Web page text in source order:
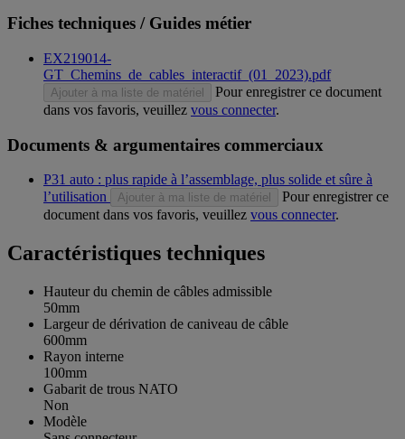
Fiches techniques / Guides métier
EX219014-
GT_Chemins_de_cables_interactif_(01_2023).pdf
Ajouter à ma liste de matériel
Pour enregistrer ce document
dans vos favoris, veuillez vous connecter.
Documents & argumentaires commerciaux
P31 auto : plus rapide à l’assemblage, plus solide et sûre à
l’utilisation
Ajouter à ma liste de matériel
Pour enregistrer ce
document dans vos favoris, veuillez vous connecter.
Caractéristiques techniques
Hauteur du chemin de câbles admissible
50mm
Largeur de dérivation de caniveau de câble
600mm
Rayon interne
100mm
Gabarit de trous NATO
Non
Modèle